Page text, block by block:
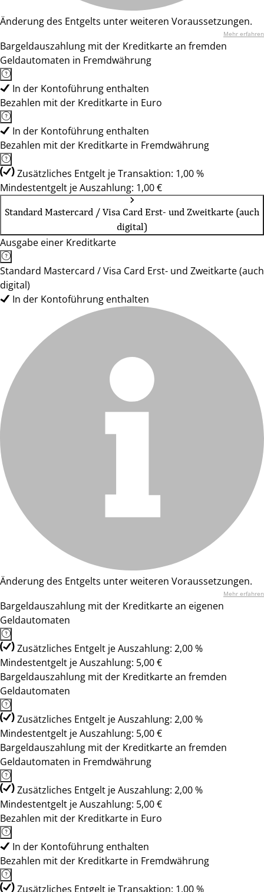
Änderung des Entgelts unter weiteren Voraussetzungen.
Mehr erfahren
Bargeldauszahlung mit der Kreditkarte an fremden
Geldautomaten in Fremdwährung
In der Kontoführung enthalten
Bezahlen mit der Kreditkarte in Euro
In der Kontoführung enthalten
Bezahlen mit der Kreditkarte in Fremdwährung
Zusätzliches Entgelt je Transaktion: 1,00 %
Mindestentgelt je Auszahlung: 1,00 €
Standard Mastercard / Visa Card Erst- und Zweitkarte (auch
digital)
Ausgabe einer Kreditkarte
Standard Mastercard / Visa Card Erst- und Zweitkarte (auch
digital)
In der Kontoführung enthalten
Änderung des Entgelts unter weiteren Voraussetzungen.
Mehr erfahren
Bargeldauszahlung mit der Kreditkarte an eigenen
Geldautomaten
Zusätzliches Entgelt je Auszahlung: 2,00 %
Mindestentgelt je Auszahlung: 5,00 €
Bargeldauszahlung mit der Kreditkarte an fremden
Geldautomaten
Zusätzliches Entgelt je Auszahlung: 2,00 %
Mindestentgelt je Auszahlung: 5,00 €
Bargeldauszahlung mit der Kreditkarte an fremden
Geldautomaten in Fremdwährung
Zusätzliches Entgelt je Auszahlung: 2,00 %
Mindestentgelt je Auszahlung: 5,00 €
Bezahlen mit der Kreditkarte in Euro
In der Kontoführung enthalten
Bezahlen mit der Kreditkarte in Fremdwährung
Zusätzliches Entgelt je Transaktion: 1,00 %